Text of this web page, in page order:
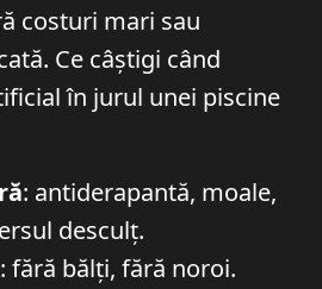
costuri mari sau
Ce câștigi când
în jurul unei piscine
: antiderapantă, moale,
desculț.
: fără bălți, fără noroi.